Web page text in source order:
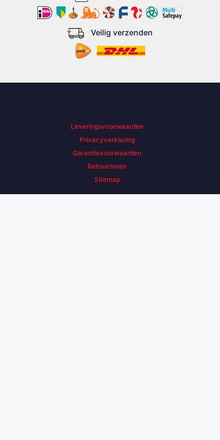
Veilig verzenden
Leveringsvoorwaarden
Privacyverklaring
Garantievoorwaarden
Retourneren
Sitemap